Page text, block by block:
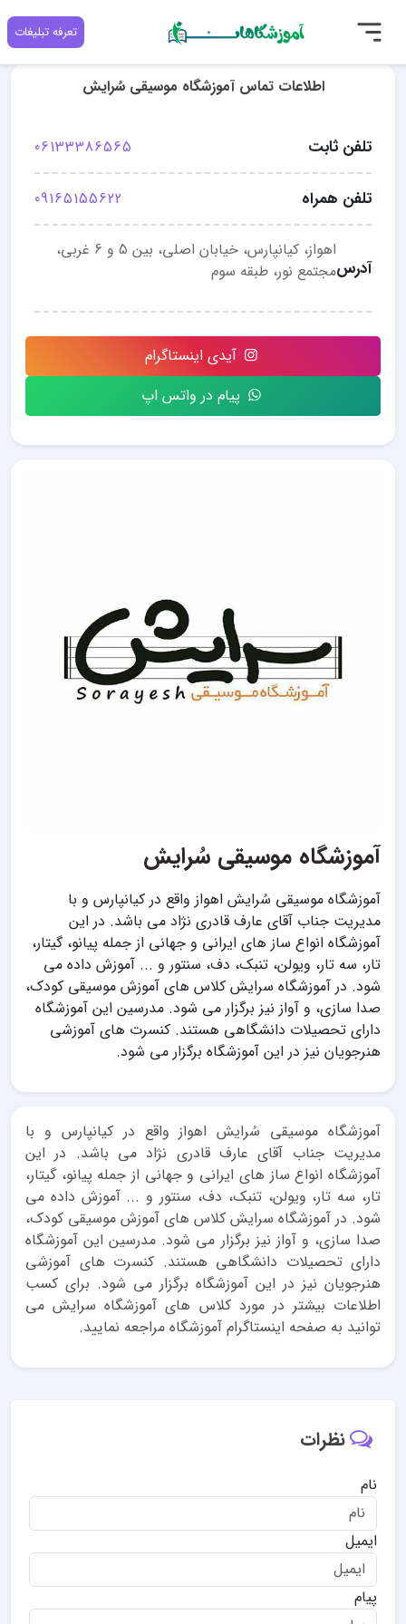
تعرفه تبلیغات
آموزشگاه موسیقی سُرایش
آموزشگاه موسیقی سُرایش اهواز واقع در کیانپارس و با
مدیریت جناب آقای عارف قادری نژاد می باشد. در این
آموزشگاه انواع ساز های ایرانی و جهانی از جمله پیانو، گیتار،
تار، سه تار، ویولن، تنبک، دف، سنتور و ... آموزش داده می
شود. در آموزشگاه سرایش کلاس های آموزش موسیقی کودک،
صدا سازی، و آواز نیز برگزار می شود. مدرسین این آموزشگاه
دارای تحصیلات دانشگاهی هستند. کنسرت های آموزشی
هنرجویان نیز در این آموزشگاه برگزار می شود.
آموزشگاه موسیقی سُرایش اهواز واقع در کیانپارس و با
مدیریت جناب آقای عارف قادری نژاد می باشد. در این
آموزشگاه انواع ساز های ایرانی و جهانی از جمله پیانو، گیتار،
تار، سه تار، ویولن، تنبک، دف، سنتور و ... آموزش داده می
شود. در آموزشگاه سرایش کلاس های آموزش موسیقی کودک،
صدا سازی، و آواز نیز برگزار می شود. مدرسین این آموزشگاه
دارای تحصیلات دانشگاهی هستند. کنسرت های آموزشی
هنرجویان نیز در این آموزشگاه برگزار می شود. برای کسب
اطلاعات بیشتر در مورد کلاس های آموزشگاه سرایش می
توانید به صفحه اینستاگرام آموزشگاه مراجعه نمایید.
نظرات
نام
ایمیل
پیام
اطلاعات تماس آموزشگاه موسیقی سُرایش
تلفن ثابت 06133386565
تلفن همراه 09165155622
آدرس
اهواز، کیانپارس، خیابان اصلی، بین 5 و 6 غربی،
مجتمع نور، طبقه سوم
آیدی اینستاگرام
پیام در واتس اپ